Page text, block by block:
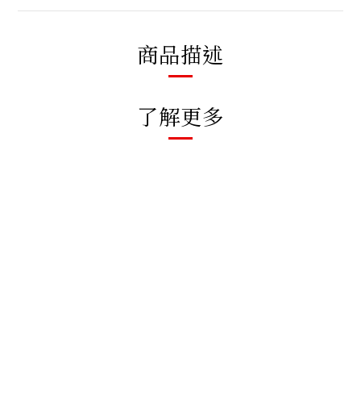
商品描述
了解更多